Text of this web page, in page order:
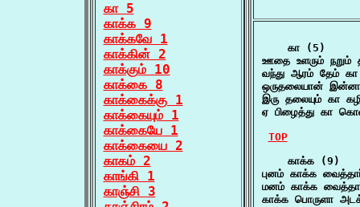
கா 5
காக்க 9
காக்கவே 1
காக்கின் 2
காக்கும் 10
காக்கை 8
காக்கைக்கு 1
காக்கையும் 1
காக்கையே 1
காக்கையை 2
காகம் 2
காங்கி 1
காஞ்சி 3
    கா (5)
ஊதை உளரும்
வந்து ஆரம் தேம்
ஒருதலையான்
இரு தலையும் கா
ஏ பிழைத்து கா
TOP
    காக்க (9)
புனம் காக்க
மனம் காக்க
காக்க பொருளா